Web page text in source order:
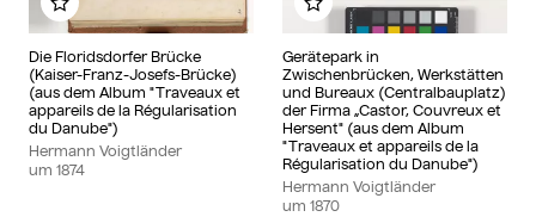
Die Floridsdorfer Brücke
(Kaiser-Franz-Josefs-Brücke)
(aus dem Album "Traveaux et
appareils de la Régularisation
du Danube")
Hermann Voigtländer
um 1874
Zu meinem Album hinzufügen
Gerätepark in
Zwischenbrücken, Werkstätten
und Bureaux (Centralbauplatz)
der Firma „Castor, Couvreux et
Hersent" (aus dem Album
"Traveaux et appareils de la
Régularisation du Danube")
Hermann Voigtländer
um 1870
Zu meinem Album